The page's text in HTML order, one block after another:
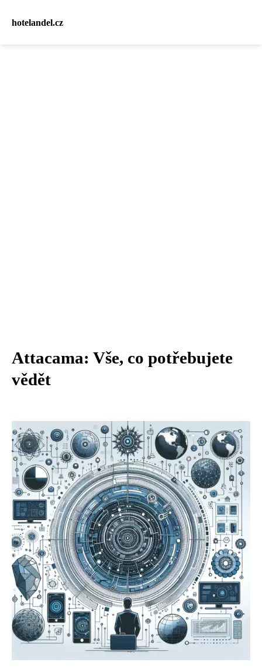
hotelandel.cz
Attacama: Vše, co potřebujete
vědět